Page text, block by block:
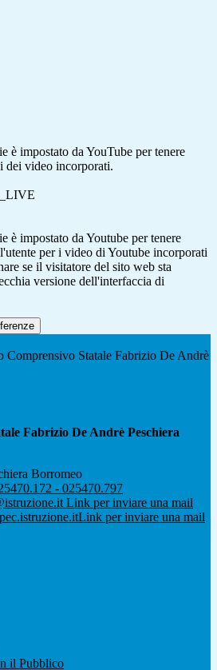
è impostato da YouTube per tenere
dei video incorporati.
è impostato da Youtube per tenere
per i video di Youtube incorporati
se il visitatore del sito web sta
versione dell'interfaccia di
Comprensivo Statale Fabrizio De Andrè
Fabrizio De Andrè Peschiera
Borromeo
- 025470.797
Link per inviare una mail
Link per inviare una mail
il Pubblico